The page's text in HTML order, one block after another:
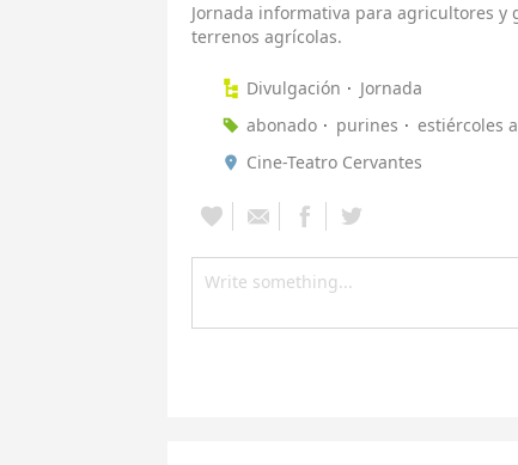
Jornada informativa para agricultores
terrenos agrícolas.
Divulgación
Jornada
abonado
purines
estiércoles
Cine-Teatro Cervantes